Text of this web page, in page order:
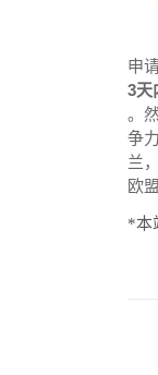
申
3天
。
争
兰
欧
*本